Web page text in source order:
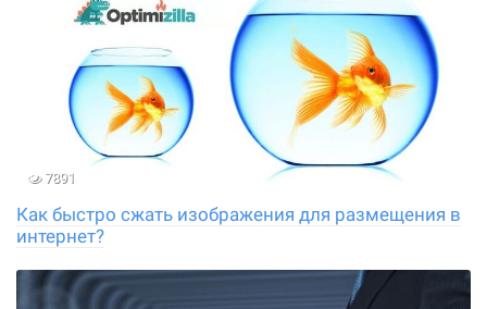
7891
Как быстро сжать изображения для размещения в
интернет?